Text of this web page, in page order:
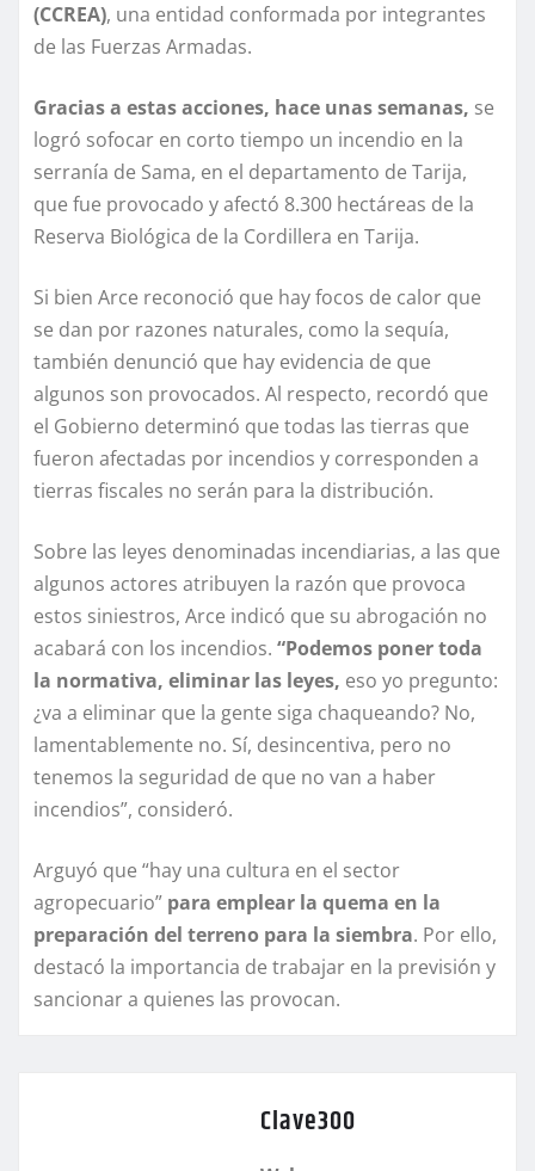
(CCREA), una entidad conformada por integrantes
de las Fuerzas Armadas.
Gracias a estas acciones, hace unas semanas, se
logró sofocar en corto tiempo un incendio en la
serranía de Sama, en el departamento de Tarija,
que fue provocado y afectó 8.300 hectáreas de la
Reserva Biológica de la Cordillera en Tarija.
Si bien Arce reconoció que hay focos de calor que
se dan por razones naturales, como la sequía,
también denunció que hay evidencia de que
algunos son provocados. Al respecto, recordó que
el Gobierno determinó que todas las tierras que
fueron afectadas por incendios y corresponden a
tierras fiscales no serán para la distribución.
Sobre las leyes denominadas incendiarias, a las que
algunos actores atribuyen la razón que provoca
estos siniestros, Arce indicó que su abrogación no
acabará con los incendios. “Podemos poner toda
la normativa, eliminar las leyes, eso yo pregunto:
¿va a eliminar que la gente siga chaqueando? No,
lamentablemente no. Sí, desincentiva, pero no
tenemos la seguridad de que no van a haber
incendios”, consideró.
Arguyó que “hay una cultura en el sector
agropecuario” para emplear la quema en la
preparación del terreno para la siembra. Por ello,
destacó la importancia de trabajar en la previsión y
sancionar a quienes las provocan.
Clave300